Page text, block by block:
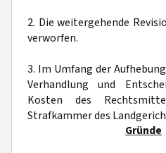
2. Die weitergehende
verworfen.
3. Im Umfang der
Verhandlung und
Kosten des
Strafkammer des
Gründe